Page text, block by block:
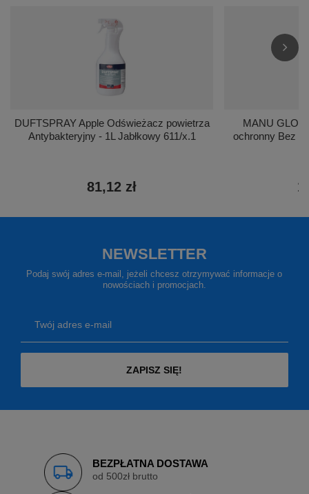
DUFTSPRAY Apple Odświeżacz powietrza
Antybakteryjny - 1L Jabłkowy 611/x.1
81,12 zł
MANU
ochronny Bez
NEWSLETTER
Podaj swój adres e-mail, jeżeli chcesz otrzymywać informacje o
nowościach i promocjach.
Twój adres e-mail
ZAPISZ SIĘ!
BEZPŁATNA DOSTAWA
od 500zł brutto